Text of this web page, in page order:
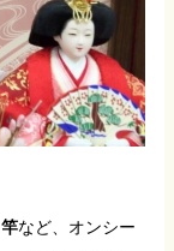
など、オンシー